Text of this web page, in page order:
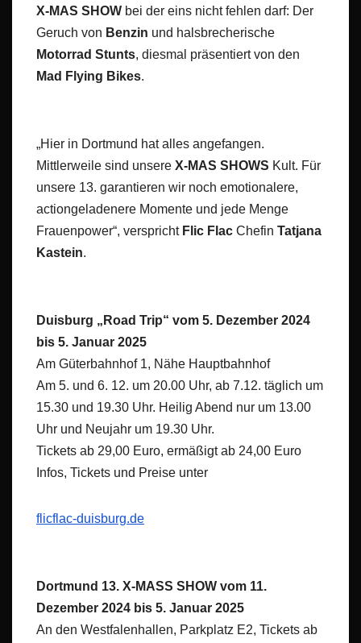
X-MAS SHOW bei der eins nicht fehlen darf: Der
Geruch von Benzin und halsbrecherische
Motorrad Stunts, diesmal präsentiert von den
Mad Flying Bikes.
„Hier in Dortmund hat alles angefangen.
Mittlerweile sind unsere X-MAS SHOWS Kult. Für
unsere 13. garantieren wir noch emotionalere,
actiongeladenere Momente und jede Menge
Frauenpower“, verspricht Flic Flac Chefin Tatjana
Kastein.
Duisburg „Road Trip“ vom 5. Dezember 2024
bis 5. Januar 2025
Am Güterbahnhof 1, Nähe Hauptbahnhof
Am 5. und 6. 12. um 20.00 Uhr, ab 7.12. täglich um
15.30 und 19.30 Uhr. Heilig Abend nur um 13.00
Uhr und Neujahr um 19.30 Uhr.
Tickets ab 29,00 Euro, ermäßigt ab 24,00 Euro
Infos, Tickets und Preise unter
flicflac-duisburg.de
Dortmund 13. X-MASS SHOW vom 11.
Dezember 2024 bis 5. Januar 2025
An den Westfalenhallen, Parkplatz E2, Tickets ab